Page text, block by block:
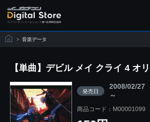
> 音楽データ
【単曲】デビル メイ クライ 4 オ
発売日
2008/02/27
～
商品コード：M00001099